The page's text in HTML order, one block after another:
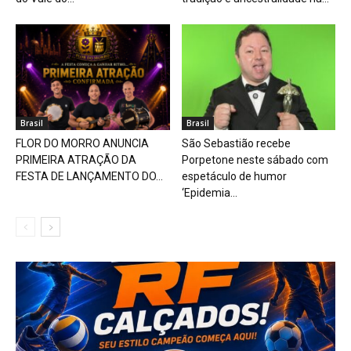
Brasil
FLOR DO MORRO ANUNCIA
PRIMEIRA ATRAÇÃO DA
FESTA DE LANÇAMENTO DO...
Brasil
São Sebastião recebe
Porpetone neste sábado com
espetáculo de humor
‘Epidemia...